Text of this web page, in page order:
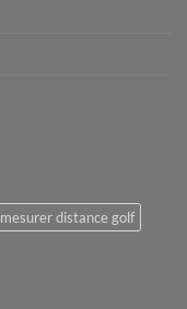
mesurer distance golf